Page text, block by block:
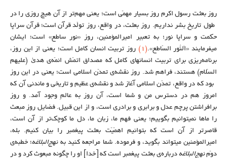
روز بعثت رسول اکرم روز بسیار مهمّی است؛ یعنی مهم‌تر از آن هیچ روزی را در
طول تاریخ بشر نداریم. روز بعثت، در واقع، روز تولّد قرآن است؛ قرآنِ سراپا
حکمت و سراپا نور؛ به تعبیر امیرالمؤمنین، روز «نور ساطع» است؛ ایشان
میفرمایند «اَلنّورُ السّاطِع».(۱)
روز تربیت انسان کامل است؛ یعنی از این روز،
برنامه‌ریزی برای تربیت انسانهای کامل که مصداق اتمّش ائمّه‌ی هدیٰ (علیهم
السّلام) هستند، فراهم شد. روز نقشه‌ی تمدّن اسلامی است؛ یعنی در این روز
بود که در واقع، تمدّن اسلامی آغاز شد و نقشه‌ی عظیم و تاریخی و ماندنیِ آن که
امروز هم در دسترس من و شما است، آن روز به عالمِ وجود آمد. و روز
برافراشتن پرچم عدل و برابری و برادری است، و از این قبیل. فضایل روز مبعث
را ماها نمیتوانیم بگوییم؛ یعنی فهم ما، زبان ما، دل ما کوچک‌تر از آن است،
قاصرتر از آن است که بتوانیم اهمّیّت بعثت پیغمبر را بیان کنیم. بله،
امیرالمؤمنین میتواند بگوید، و فرموده. شما مراجعه کنید بهنهج‌البلاغه؛ خطبه‌ی
دوّمنهج‌البلاغه درباره‌ی بعثت پیغمبر است که [خدا] او را چگونه مبعوث کرد و در